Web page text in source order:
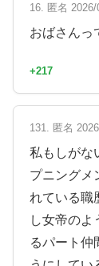
16. 匿名 2026/
おばさんっ
+217
131. 匿名
私もしがな
プニングメ
れている職
し女帝のよ
るパート仲